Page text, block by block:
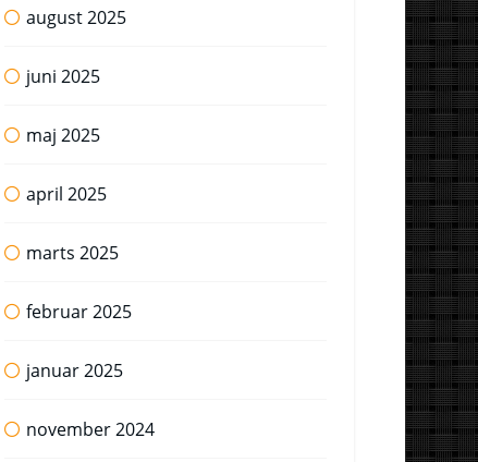
august 2025
juni 2025
maj 2025
april 2025
marts 2025
februar 2025
januar 2025
november 2024